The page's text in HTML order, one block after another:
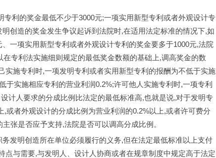
的奖金最低不少于3000元;一项实用新型专利或者外观设计专
创造的奖金发生争议起诉到法院时,在适用法定标准的情况下,如
一项实用新型专利或者外观设计专利的奖金要多于1000元,法院
专利法实施细则规定的最低奖金数额的基础上,调高奖金的数
施专利时,一项发明专利或者实用新型专利的报酬为不低于实施
实施相应专利的营业利润0.2%;许可他人实施专利时,一项专利
计人要求的分成比例比法定的最低标准高,也就是说,对于发明专
或者外观设计的分成比例为营业利润的0.2%以上,或者许可费分
张是否应予支持,法院是否可以调高分成比例。
明创造所在单位必须履行的义务,但在法定最低标准以上支付
与需要,与发明人、设计人协商或者在规章制度中规定高于法定